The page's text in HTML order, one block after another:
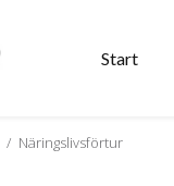
Start
/ Näringslivsförtur